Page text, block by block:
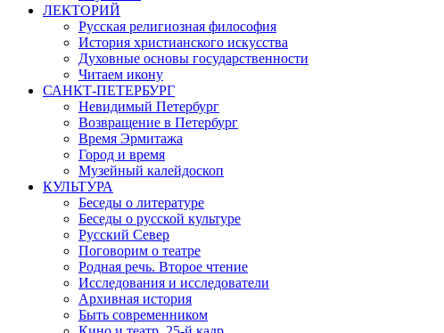
ЛЕКТОРИЙ
Русская религиозная философия
История христианского искусства
Духовные основы государственности
Читаем икону
САНКТ-ПЕТЕРБУРГ
Невидимый Петербург
Возвращение в Петербург
Время Эрмитажа
Город и время
Музейный калейдоскоп
КУЛЬТУРА
Беседы о литературе
Беседы о русской культуре
Русский Север
Поговорим о театре
Родная речь. Второе чтение
Исследования и исследователи
Архивная история
Быть современником